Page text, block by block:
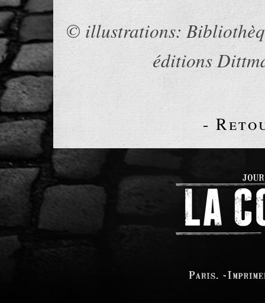
© illustrations:
éditions
-